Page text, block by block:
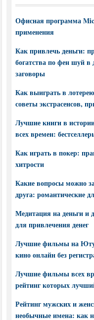
Офисная программа
применения
Как привлечь деньги:
богатства по фен шуй
заговоры
Как выиграть в
советы экстрасенсов,
Лучшие книги в
всех времен:
Как играть в покер:
хитрости
Какие вопросы можно
друга: романтические
Медитация на деньги и
для привлечения денег
Лучшие фильмы на
кино онлайн без
Лучшие фильмы всех
рейтинг которых
Рейтинг мужских и
необычные имена: как